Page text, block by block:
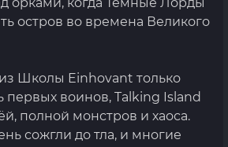
остров во времена Великого
из Школы Einhovant только
первых воинов, Talking Island
полной монстров и хаоса.
сожгли до тла, и многие